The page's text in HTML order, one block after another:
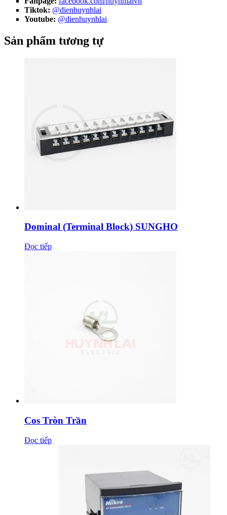
Tiktok: @dienhuynhlai
Youtube: @dienhuynhlai
Sản phẩm tương tự
Dominal (Terminal Block) SUNGHO
Đọc tiếp
Cos Tròn Trần
Đọc tiếp